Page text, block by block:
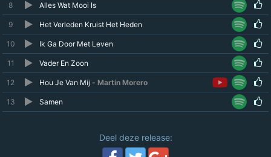
8 Alles Wat Mooi Is
9 Het Verleden Kruist Het Heden
10 Ik Ga Door Met Leven
11 Vader En Zoon
12 Hou Je Van Mij - Martin Morero
13 Samen
Deel deze release: